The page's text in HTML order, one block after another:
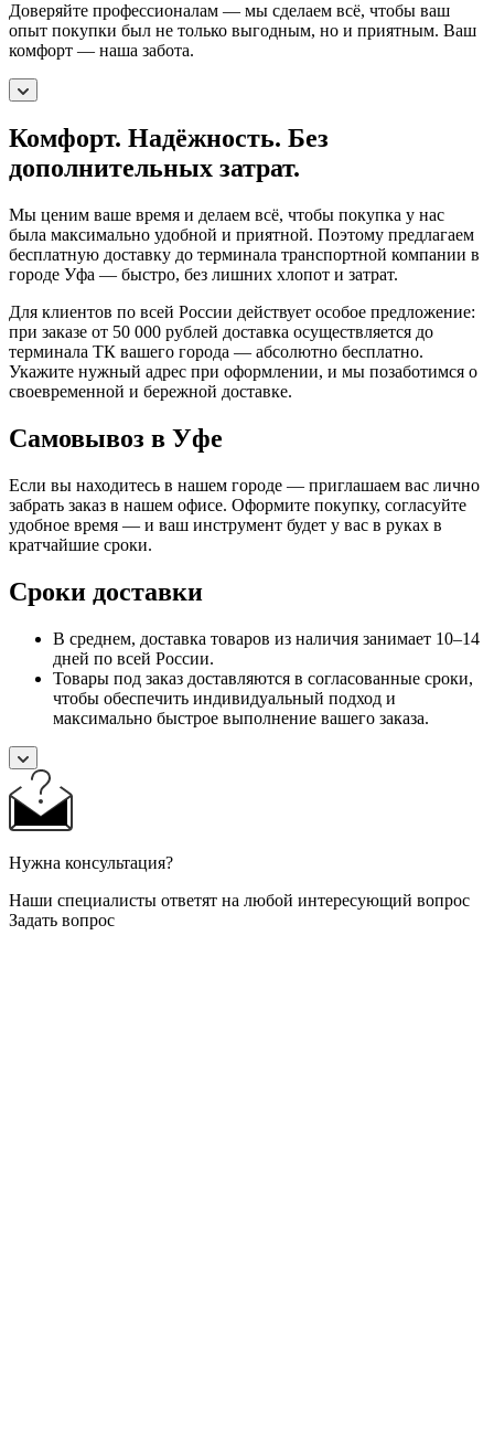
Доверяйте профессионалам — мы сделаем всё, чтобы ваш
опыт покупки был не только выгодным, но и приятным. Ваш
комфорт — наша забота.
Комфорт. Надёжность. Без
дополнительных затрат.
Мы ценим ваше время и делаем всё, чтобы покупка у нас
была максимально удобной и приятной. Поэтому предлагаем
бесплатную доставку до терминала транспортной компании в
городе Уфа — быстро, без лишних хлопот и затрат.
Для клиентов по всей России действует особое предложение:
при заказе от 50 000 рублей доставка осуществляется до
терминала ТК вашего города — абсолютно бесплатно.
Укажите нужный адрес при оформлении, и мы позаботимся о
своевременной и бережной доставке.
Самовывоз в Уфе
Если вы находитесь в нашем городе — приглашаем вас лично
забрать заказ в нашем офисе. Оформите покупку, согласуйте
удобное время — и ваш инструмент будет у вас в руках в
кратчайшие сроки.
Сроки доставки
В среднем, доставка товаров из наличия занимает 10–14
дней по всей России.
Товары под заказ доставляются в согласованные сроки,
чтобы обеспечить индивидуальный подход и
максимально быстрое выполнение вашего заказа.
Нужна консультация?
Наши специалисты ответят на любой интересующий вопрос
Задать вопрос